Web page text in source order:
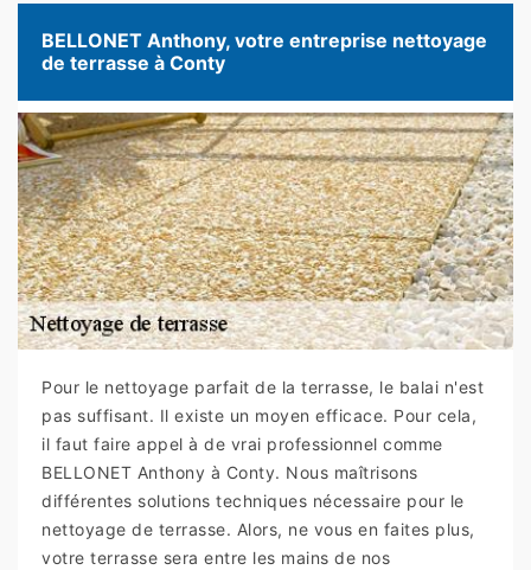
BELLONET Anthony, votre entreprise nettoyage
de terrasse à Conty
Pour le nettoyage parfait de la terrasse, le balai n'est
pas suffisant. Il existe un moyen efficace. Pour cela,
il faut faire appel à de vrai professionnel comme
BELLONET Anthony à Conty. Nous maîtrisons
différentes solutions techniques nécessaire pour le
nettoyage de terrasse. Alors, ne vous en faites plus,
votre terrasse sera entre les mains de nos